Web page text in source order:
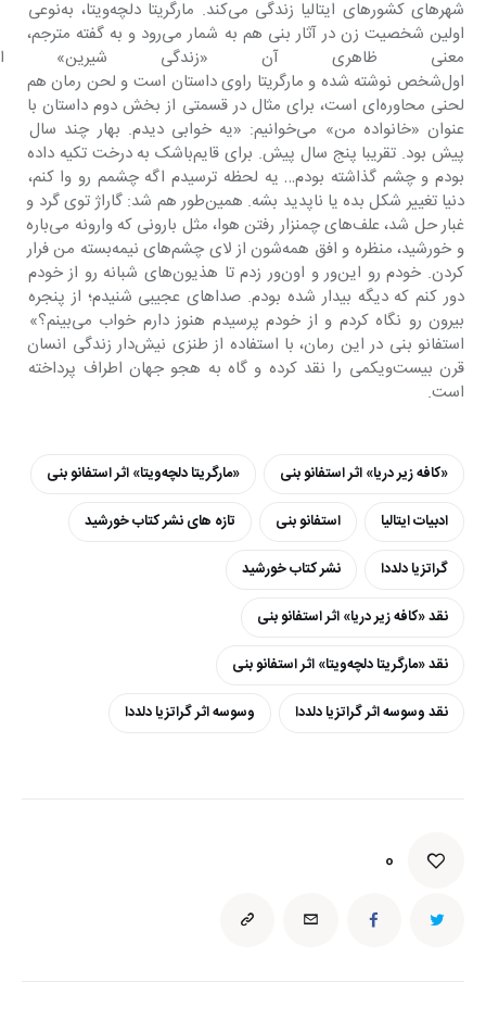
شهرهای کشورهای ایتالیا زندگی می‌کند. مارگریتا دلچه‌ویتا، به‌نوعی
اولین شخصیت زن در آثار بنی هم به شمار می‌رود و به گفته مترجم،
معنی ظاهری آن «زندگی
اول‌شخص نوشته شده و مارگریتا راوی داستان است و لحن رمان هم
لحنی محاوره‌ای است، برای مثال در قسمتی از بخش دوم داستان با
عنوان «خانواده من» می‌خوانیم: «یه خوابی دیدم. بهار چند سال
پیش بود. تقریبا پنج سال پیش. برای قایم‌باشک به درخت تکیه داده
بودم و چشم گذاشته بودم… یه لحظه ترسیدم اگه چشمم رو وا کنم،
دنیا تغییر شکل بده یا ناپدید بشه. همین‌طور هم شد: گاراژ توی گرد و
غبار حل شد، علف‌های چمنزار رفتن هوا، مثل بارونی که وارونه می‌باره
و خورشید، منظره و افق همه‌شون از لای چشم‌های نیمه‌بسته من فرار
کردن. خودم رو این‌ور و اون‌ور زدم تا هذیون‌های شبانه رو از خودم
دور کنم که دیگه بیدار شده بودم. صداهای عجیبی شنیدم؛ از پنجره
بیرون رو نگاه کردم و از خودم پرسیدم هنوز دارم خواب می‌بینم؟»
استفانو بنی در این رمان، با استفاده از طنزی نیش‌دار زندگی انسان
قرن بیست‌ویکمی را نقد کرده و گاه به هجو جهان اطراف پرداخته
است.
«کافه زیر دریا» اثر استفانو بنی
«مارگریتا دلچه‌ویتا» اثر استفانو بنی
ادبیات ایتالیا
استفانو بنی
تازه های نشر کتاب خورشید
گراتزیا دلددا
نشر کتاب خورشید
نقد «کافه زیر دریا» اثر استفانو بنی
نقد «مارگریتا دلچه‌ویتا» اثر استفانو بنی
نقد وسوسه اثر گراتزیا دلددا
وسوسه اثر گراتزیا دلددا
0